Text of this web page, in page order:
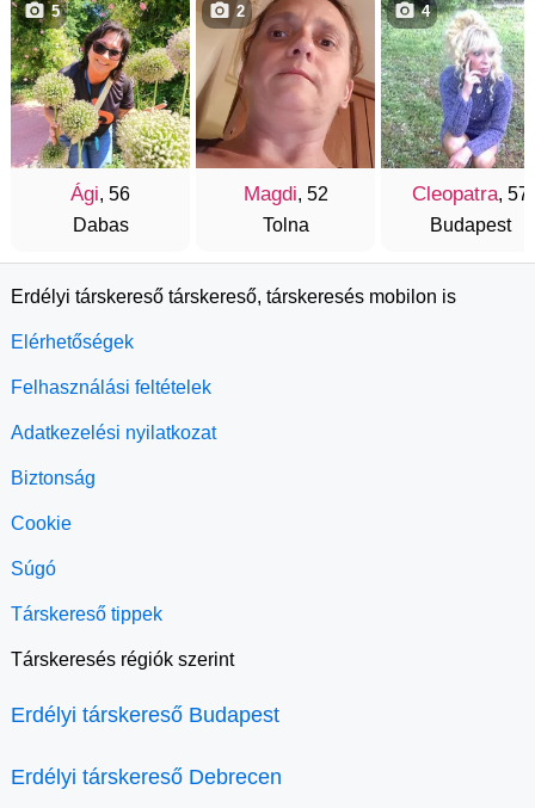
Ági, 56
Dabas
5
Magdi, 52
Tolna
2
Cleopatra, 57
Budapest
4
Erdélyi társkereső társkereső, társkeresés mobilon is
Elérhetőségek
Felhasználási feltételek
Adatkezelési nyilatkozat
Biztonság
Cookie
Súgó
Társkereső tippek
Társkeresés régiók szerint
Erdélyi társkereső Budapest
Erdélyi társkereső Debrecen